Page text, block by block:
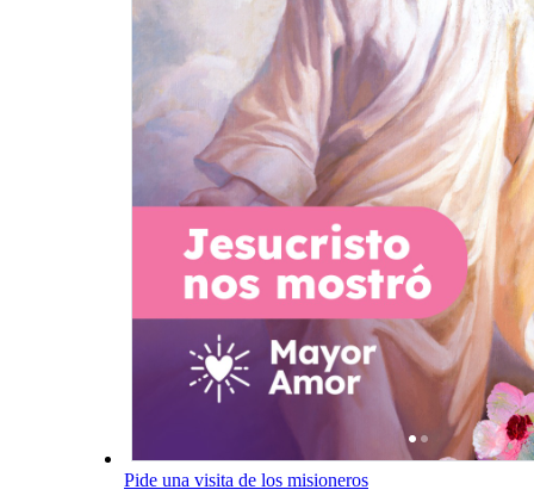
Pide una visita de los misioneros